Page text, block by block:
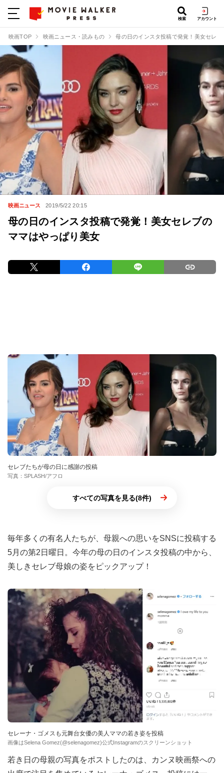
検索 アカウント
映画TOP 映画ニュース・読みもの 母の日のインスタ投稿で発覚！美女セレ
映画ニュース 2019/5/22 20:15
母の日のインスタ投稿で発覚！美女セレブの
ママはやっぱり美女
セレブたちが母の日に感謝の投稿
写真：SPLASH/アフロ
すべての写真を見る(8件)
毎年多くの有名人たちが、母親への思いをSNSに投稿する
5月の第2日曜日。今年の母の日のインスタ投稿の中から、
美しきセレブ母娘の姿をピックアップ！
セレーナ・ゴメスも元舞台女優の美人ママの若き姿を投稿
画像はSelena Gomez(@selenagomez)公式Instagramのスクリーンショット
若き日の母親の写真をポストしたのは、カンヌ映画祭への